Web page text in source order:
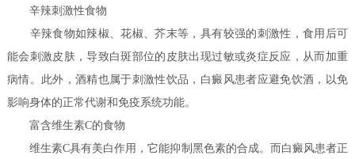
辛辣刺激性食物
辛辣食物如辣椒、花椒、芥末等，具有较强的刺激性，食用后可
能会刺激皮肤，导致白斑部位的皮肤出现过敏或炎症反应，从而加重
病情。此外，酒精也属于刺激性饮品，白癜风患者应避免饮酒，以免
影响身体的正常代谢和免疫系统功能。
富含维生素C的食物
维生素C具有美白作用，它能抑制黑色素的合成。而白癜风患者正